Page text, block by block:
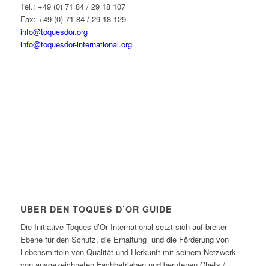
Tel.: +49 (0) 71 84 / 29 18 107
Fax: +49 (0) 71 84 / 29 18 129
info@toquesdor.org
info@toquesdor-international.org
ÜBER DEN TOQUES D’OR GUIDE
Die Initiative Toques d’Or International setzt sich auf breiter
Ebene für den Schutz, die Erhaltung und die Förderung von
Lebensmitteln von Qualität und Herkunft mit seinem Netzwerk